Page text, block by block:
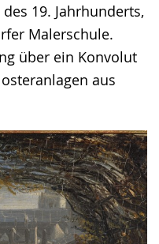
19. Jahrhunderts,
Malerschule.
über ein Konvolut
aus